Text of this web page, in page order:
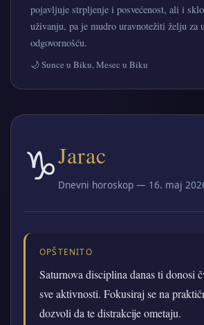
pojavljuje strpljenje i posvećenost, ali i
uživanju, pa je mudro uravnotežiti želju za
odgovornošću.
🌙 Sunce u Biku, Mesec u Biku
♑Jarac
Dnevni horoskop — 16. maj
OPŠTENITO
Saturnova disciplina danas ti donosi
sve aktivnosti. Fokusiraj se na
dozvoli da te distrakcije ometaju.